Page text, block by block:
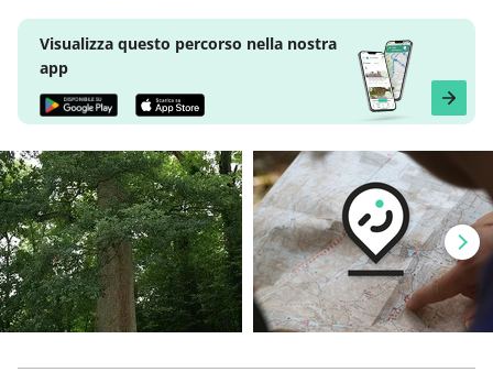
Visualizza questo percorso nella nostra
app